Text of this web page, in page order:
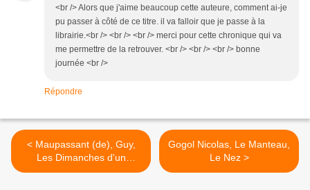
<br /> Alors que j'aime beaucoup cette auteure, comment ai-je
pu passer à côté de ce titre. il va falloir que je passe à la
librairie.<br /> <br /> <br /> merci pour cette chronique qui va
me permettre de la retrouver. <br /> <br /> <br /> bonne
journée <br />
Répondre
< Maupassant (de), Guy,
Les Dimanches d'un
bourgeois de Paris
Gogol Nicolas, Le Manteau,
Le Nez >